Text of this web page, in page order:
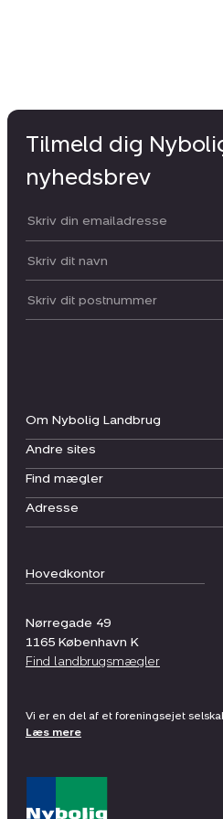
Hovedkontor
Nørregade 49
1165 København K
Find landbrugsmægler
Om Nybolig Landbrug
Andre sites
Find mægler
Adresse
Tilmeld dig
nyhedsbrev
Din email:
Dit navn:
Postnummer
Vi er en del af et foreningsejet
Læs mere